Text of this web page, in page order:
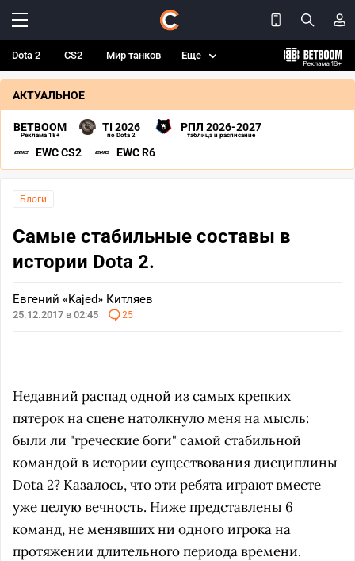
Dota 2 CS2 Мир танков Еще
АКТУАЛЬНОЕ
BETBOOM
Реклама 18+
TI 2026
по Dota 2
РПЛ 2026-2027
таблица и расписание
EWC CS2 EWC R6
Блоги
Самые стабильные составы в
истории Dota 2.
Евгений «Kajed» Китляев
25.12.2017 в 02:45 25
Недавний распад одной из самых крепких
пятерок на сцене натолкнуло меня на мысль:
были ли "греческие боги" самой стабильной
командой в истории существования дисциплины
Dota 2? Казалось, что эти ребята играют вместе
уже целую вечность. Ниже представлены 6
команд, не менявших ни одного игрока на
протяжении длительного периода времени.